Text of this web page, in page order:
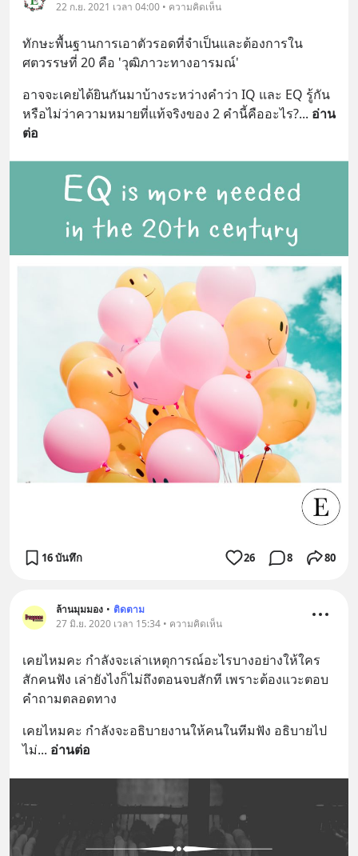
22 ก.ย. 2021 เวลา 04:00 • ความคิดเห็น
ทักษะพื้นฐานการเอาตัวรอดที่จำเป็นและต้องการใน
ศตวรรษ​ที่​ 20 คือ​ 'วุฒิ​ภาวะทางอารมณ์'
อาจจะเคยได้ยินกันมาบ้างระหว่างคำว่า IQ และ EQ รู้กัน
หรือไม่ว่าความหมายที่แท้จริงของ 2 คำนี้คืออะไร?... อ่าน
ต่อ
16 บันทึก 26 8 80
ล้านมุมมอง • ติดตาม
27 มิ.ย. 2020 เวลา 15:34 • ความคิดเห็น
เคยไหมคะ กำลังจะเล่าเหตุการณ์อะไรบางอย่างให้ใคร
สักคนฟัง เล่ายังไงก็ไม่ถึงตอนจบสักที เพราะต้องแวะตอบ
คำถามตลอดทาง
เคยไหมคะ กำลังจะอธิบายงานให้คนในทีมฟัง อธิบายไป
ไม่... อ่านต่อ